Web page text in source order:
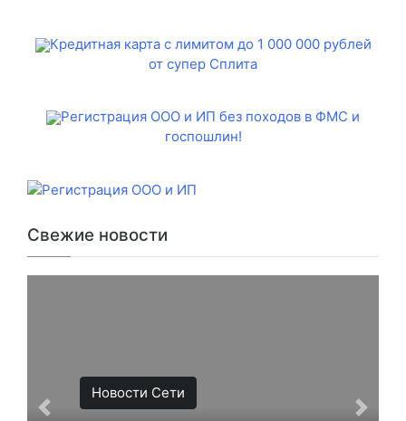
Кредитная карта с лимитом до 1 000 000 рублей
от супер Сплита
Регистрация ООО и ИП без походов в ФМС и
госпошлин!
Свежие новости
Новости Сети